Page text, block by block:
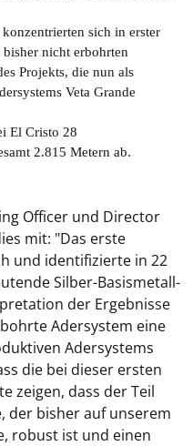
sich in erster
nicht erbohrten
Projekts, die nun als
Veta Grande
El Cristo 28
2.815 Metern ab.
Officer und Director
mit: "Das erste
und identifizierte in 22
Silber-Basismetall-
der Ergebnisse
Adersystem eine
Adersystems
die bei dieser ersten
zeigen, dass der Teil
der bisher auf unserem
robust ist und einen